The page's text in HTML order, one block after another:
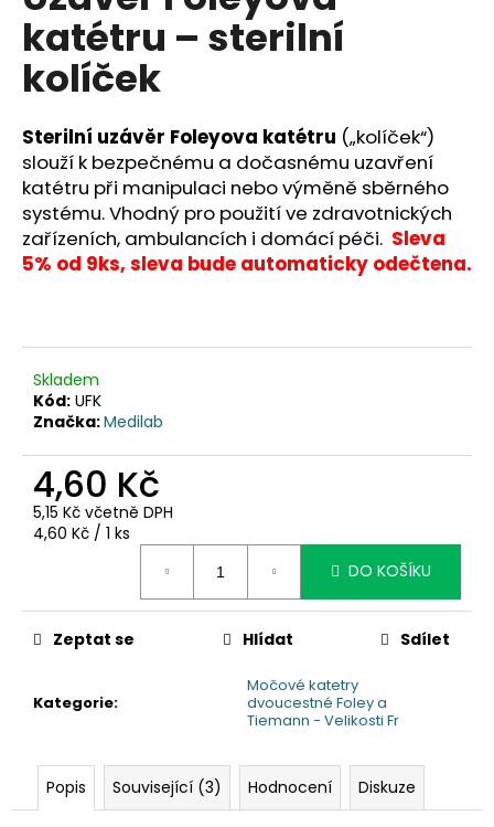
0,0
5
hvězdiček.
katétru – sterilní
kolíček
Sterilní uzávěr Foleyova katétru („kolíček“)
slouží k bezpečnému a dočasnému uzavření
katétru při manipulaci nebo výměně sběrného
systému. Vhodný pro použití ve zdravotnických
zařízeních, ambulancích i domácí péči. Sleva
5% od 9ks, sleva bude automaticky odečtena.
Skladem
Kód: UFK
Značka:Medilab
4,60 Kč
5,15 Kč včetně DPH
Měrná
4,60 Kč / 1 ks
DO KOŠÍKU
Kategorie:
Močové katetry
dvoucestné Foley a
Tiemann - Velikosti Fr
Zeptat se Hlídat Sdílet
Popis Související (3) Hodnocení Diskuze
a
j
í
?
HLEDAT
D
o
p
o
r
č
u
e